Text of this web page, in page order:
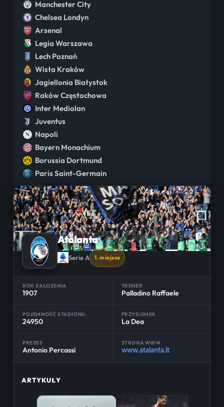
Manchester City
Chelsea Londyn
Arsenal
Legia Warszawa
Lech Poznań
Wisła Kraków
Jagiellonia Białystok
Raków Częstochowa
Inter Mediolan
Juventus
Napoli
Bayern Monachium
Borussia Dortmund
Paris Saint-Germain
Atalanta
Serie A 1. miejsce
ROK ZAŁOŻENIA
1907
TRENER
Palladino Raffaele
POJEMNOŚĆ STADIONU
24950
PRZYDOMEK
La Dea
PREZES
Antonio Percassi
STRONA WWW
www.atalanta.it
ARTYKUŁY